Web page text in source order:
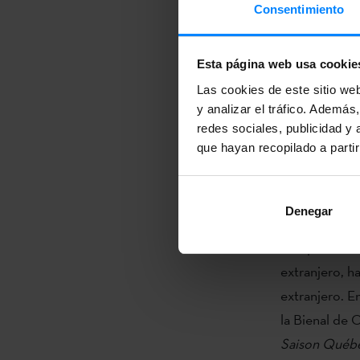
Consentimiento
Esta página web usa
Las cookies de este sitio
y analizar el tráfico.
redes sociales, publicidad y
que hayan recopilado a
Denegar
proyectos en
CINARS es
fomentar y
viene, sus
que este año
extranjero,
extranjero.
la Bienal de
Saison